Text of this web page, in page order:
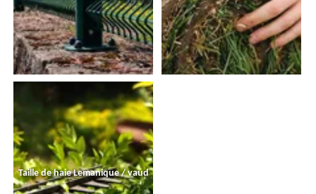
Taille de haie Lemanique / vaud